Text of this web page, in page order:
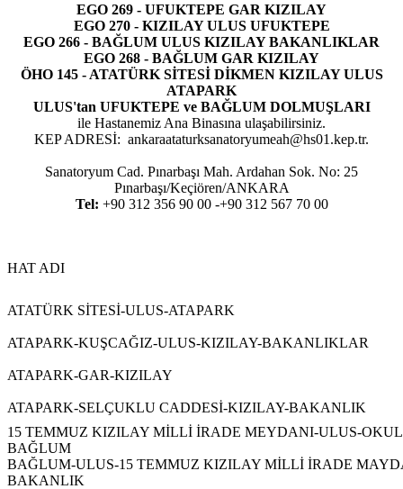
EGO 269 - UFUKTEPE GAR KIZILAY
EGO 270 - KIZILAY ULUS UFUKTEPE
EGO 266 - BAĞLUM ULUS KIZILAY BAKANLIKLAR
EGO 268 - BAĞLUM GAR KIZILAY
ÖHO 145 - ATATÜRK SİTESİ DİKMEN KIZILAY ULUS
ATAPARK
ULUS'tan UFUKTEPE ve BAĞLUM DOLMUŞLARI
ile Hastanemiz Ana Binasına ulaşabilirsiniz.
KEP ADRESİ: ankaraataturksanatoryumeah@hs01.kep.tr.
Sanatoryum Cad. Pınarbaşı Mah. Ardahan Sok. No: 25
Pınarbaşı/Keçiören/ANKARA
Tel: +90 312 356 90 00 -+90 312 567 70 00
HAT ADI
ATATÜRK SİTESİ-ULUS-ATAPARK
ATAPARK-KUŞCAĞIZ-ULUS-KIZILAY-BAKANLIKLAR
ATAPARK-GAR-KIZILAY
ATAPARK-SELÇUKLU CADDESİ-KIZILAY-BAKANLIK
15 TEMMUZ KIZILAY MİLLİ İRADE MEYDANI-ULUS-
BAĞLUM
BAĞLUM-ULUS-15 TEMMUZ KIZILAY MİLLİ İRADE
BAKANLIK